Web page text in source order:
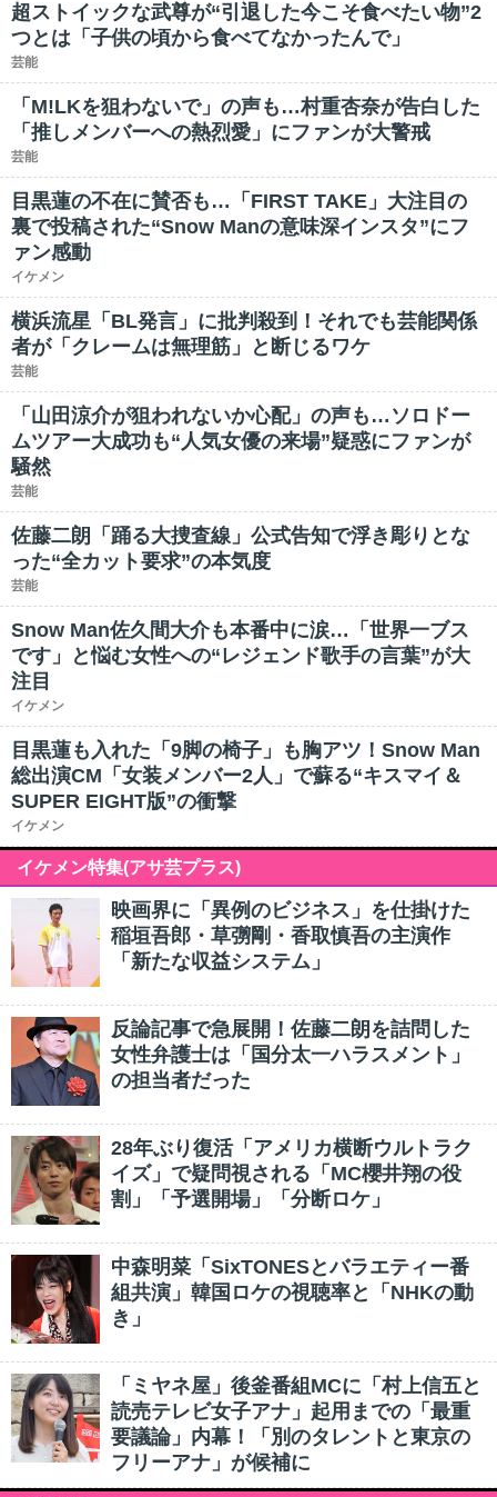
超ストイックな武尊が“引退した今こそ食べたい物”2
つとは「子供の頃から食べてなかったんで」
芸能
「M!LKを狙わないで」の声も…村重杏奈が告白した
「推しメンバーへの熱烈愛」にファンが大警戒
芸能
目黒蓮の不在に賛否も…「FIRST TAKE」大注目の
裏で投稿された“Snow Manの意味深インスタ”にフ
ァン感動
イケメン
横浜流星「BL発言」に批判殺到！それでも芸能関係
者が「クレームは無理筋」と断じるワケ
芸能
「山田涼介が狙われないか心配」の声も…ソロドー
ムツアー大成功も“人気女優の来場”疑惑にファンが
騒然
芸能
佐藤二朗「踊る大捜査線」公式告知で浮き彫りとな
った“全カット要求”の本気度
芸能
Snow Man佐久間大介も本番中に涙…「世界一ブス
です」と悩む女性への“レジェンド歌手の言葉”が大
注目
イケメン
目黒蓮も入れた「9脚の椅子」も胸アツ！Snow Man
総出演CM「女装メンバー2人」で蘇る“キスマイ＆
SUPER EIGHT版”の衝撃
イケメン
イケメン特集(アサ芸プラス)
映画界に「異例のビジネス」を仕掛けた
稲垣吾郎・草彅剛・香取慎吾の主演作
「新たな収益システム」
反論記事で急展開！佐藤二朗を詰問した
女性弁護士は「国分太一ハラスメント」
の担当者だった
28年ぶり復活「アメリカ横断ウルトラク
イズ」で疑問視される「MC櫻井翔の役
割」「予選開場」「分断ロケ」
中森明菜「SixTONESとバラエティー番
組共演」韓国ロケの視聴率と「NHKの動
き」
「ミヤネ屋」後釜番組MCに「村上信五と
読売テレビ女子アナ」起用までの「最重
要議論」内幕！「別のタレントと東京の
フリーアナ」が候補に